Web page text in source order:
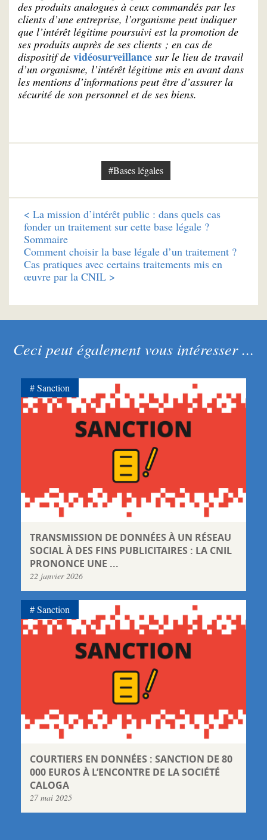
des produits analogues à ceux commandés par les
clients d’une entreprise, l’organisme peut indiquer
que l’intérêt légitime poursuivi est la promotion de
ses produits auprès de ses clients ; en cas de
dispositif de vidéosurveillance sur le lieu de travail
d’un organisme, l’intérêt légitime mis en avant dans
les mentions d’informations peut être d’assurer la
sécurité de son personnel et de ses biens.
#Bases légales
< La mission d’intérêt public : dans quels cas
fonder un traitement sur cette base légale ?
Sommaire
Comment choisir la base légale d’un traitement ?
Cas pratiques avec certains traitements mis en
œuvre par la CNIL >
Ceci peut également vous intéresser ...
TRANSMISSION DE DONNÉES À UN RÉSEAU
SOCIAL À DES FINS PUBLICITAIRES : LA CNIL
PRONONCE UNE ...
22 janvier 2026
Sanction
COURTIERS EN DONNÉES : SANCTION DE 80
000 EUROS À L’ENCONTRE DE LA SOCIÉTÉ
CALOGA
27 mai 2025
Sanction